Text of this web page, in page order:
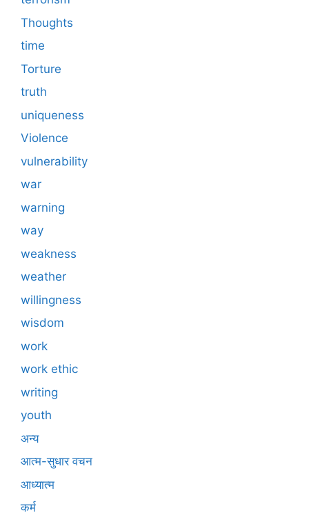
Thoughts
time
Torture
truth
uniqueness
Violence
vulnerability
war
warning
way
weakness
weather
willingness
wisdom
work
work ethic
writing
youth
अन्य
आत्म-सुधार वचन
आध्यात्म
कर्म